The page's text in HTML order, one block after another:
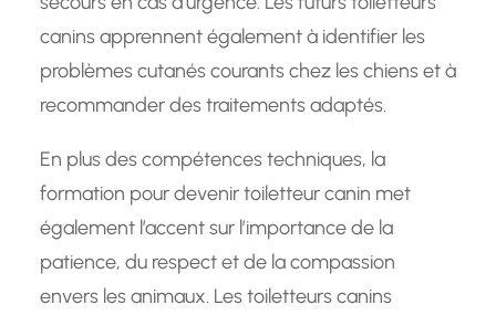
canins apprennent également à identifier les
problèmes cutanés courants chez les chiens et à
recommander des traitements adaptés.
En plus des compétences techniques, la
formation pour devenir toiletteur canin met
également l’accent sur l’importance de la
patience, du respect et de la compassion
envers les animaux. Les toiletteurs canins